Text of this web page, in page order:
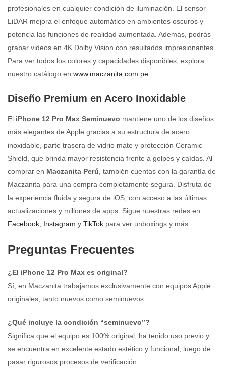
profesionales en cualquier condición de iluminación. El sensor
LiDAR mejora el enfoque automático en ambientes oscuros y
potencia las funciones de realidad aumentada. Además, podrás
grabar videos en 4K Dolby Vision con resultados impresionantes.
Para ver todos los colores y capacidades disponibles, explora
nuestro catálogo en www.maczanita.com.pe.
Diseño Premium en Acero Inoxidable
El iPhone 12 Pro Max Seminuevo mantiene uno de los diseños
más elegantes de Apple gracias a su estructura de acero
inoxidable, parte trasera de vidrio mate y protección Ceramic
Shield, que brinda mayor resistencia frente a golpes y caídas. Al
comprar en Maczanita Perú , también cuentas con la garantía de
Maczanita para una compra completamente segura. Disfruta de
la experiencia fluida y segura de iOS, con acceso a las últimas
actualizaciones y millones de apps. Sigue nuestras redes en
Facebook Instagram y TikTok para ver unboxings y más.
Preguntas Frecuentes
¿El iPhone 12 Pro Max es original?
Sí, en Maczanita trabajamos exclusivamente con equipos Apple
originales, tanto nuevos como seminuevos.
¿Qué incluye la condición “seminuevo”?
Significa que el equipo es 100% original, ha tenido uso previo y
se encuentra en excelente estado estético y funcional, luego de
pasar rigurosos procesos de verificación.